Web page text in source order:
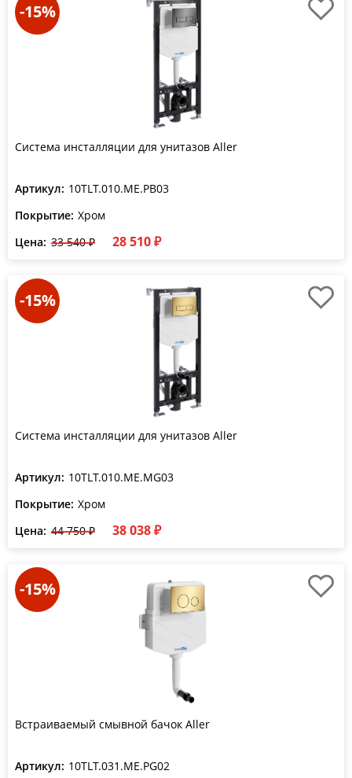
-15%
Система инсталляции для унитазов Aller
Артикул: 10TLT.010.ME.PB03
Покрытие: Хром
Цена: 33 540 ₽ 28 510 ₽
-15%
Система инсталляции для унитазов Aller
Артикул: 10TLT.010.ME.MG03
Покрытие: Хром
Цена: 44 750 ₽ 38 038 ₽
-15%
Встраиваемый смывной бачок Aller
Артикул: 10TLT.031.ME.PG02